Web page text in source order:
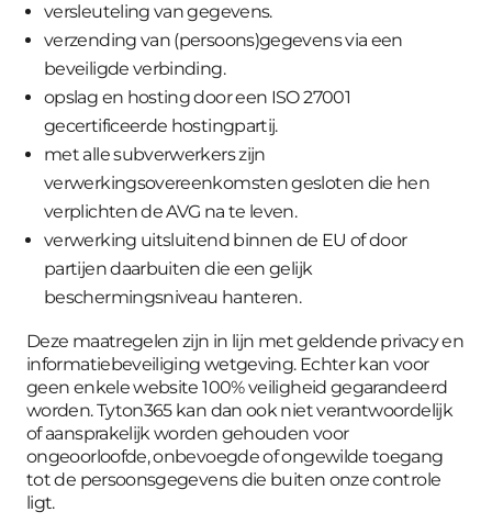
versleuteling van gegevens.
verzending van (persoons)gegevens via een
beveiligde verbinding.
opslag en hosting door een ISO 27001
gecertificeerde hostingpartij.
met alle subverwerkers zijn
verwerkingsovereenkomsten gesloten die hen
verplichten de AVG na te leven.
verwerking uitsluitend binnen de EU of door
partijen daarbuiten die een gelijk
beschermingsniveau hanteren.
Deze maatregelen zijn in lijn met geldende privacy en
informatiebeveiliging wetgeving. Echter kan voor
geen enkele website 100% veiligheid gegarandeerd
worden. Tyton365 kan dan ook niet verantwoordelijk
of aansprakelijk worden gehouden voor
ongeoorloofde, onbevoegde of ongewilde toegang
tot de persoonsgegevens die buiten onze controle
ligt.